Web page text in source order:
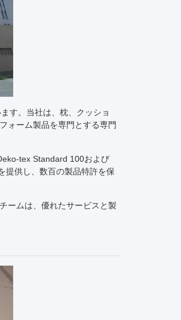
す。当社は、枕、クッショ
ォーム製品を専門とする専門
tex Standard 100および
提供し、数百の製品特許を保
ームは、優れたサービスと製